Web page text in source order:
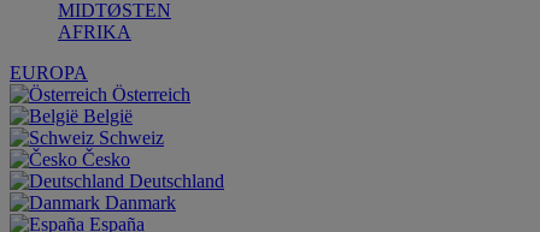
MIDTØSTEN
AFRIKA
EUROPA
Österreich
België
Schweiz
Česko
Deutschland
Danmark
España